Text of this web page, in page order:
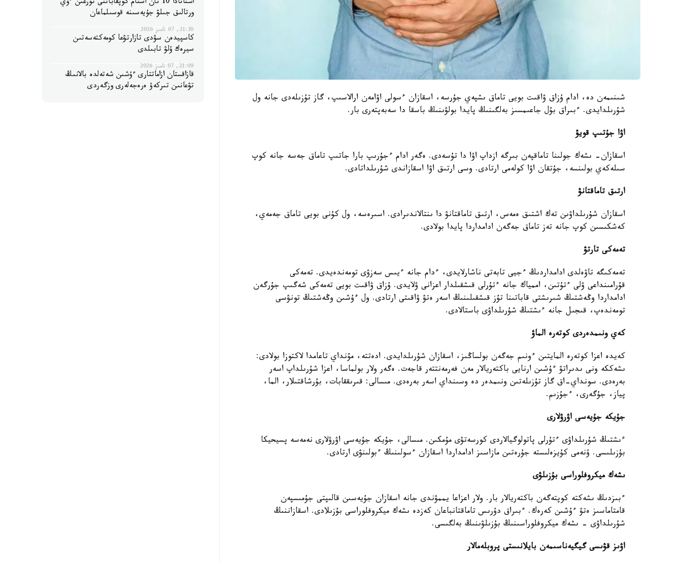
شىنىمەن دە، ادام ۇزاق ۋاقىت بويى تاماق ىشپەي جۇرسە، اسقازان ءسولى اۋامەن ارالاسىپ، گاز تۇزىلەدى جانە ول
شۇرىلدايدى. ءبىراق بۇل جاعىمسىز بەلگىنىڭ پايدا بولۋىنىڭ باسقا دا سەبەپتەرى بار.
اۋا جۇتىپ قويۋ
اسقازان- ىشەك جولىنا تاماقپەن بىرگە ازداپ اۋا دا تۇسەدى. ەگەر ادام ءجۇرىپ بارا جاتىپ تاماق جەسە جانە كوپ
سىلەكەي بولىنسە، جۇتقان اۋا كولەمى ارتادى. وسى ارتىق اۋا اسقازاندى شۇرىلداتادى.
ارتىق تاماقتانۋ
اسقازان شۇرىلداۋىن تەك اشتىق ەمەس، ارتىق تاماقتانۋ دا ىنتالاندىرادى. اسىرەسە، ول كۇنى بويى تاماق جەمەي،
كەشكىسىن كوپ جانە تەز تاماق جەگەن ادامداردا پايدا بولادى.
تەمەكى تارتۋ
تەمەكىگە تاۋەلدى ادامداردىڭ ءجيى تابەتى ناشارلايدى، ءدام جانە ءيىس سەزۋى تومەندەيدى. تەمەكى
قۇرامىنداعى ۋلى ءتۇتىن، اممياك جانە ءتۇرلى قىشقىلدار اعزانى ۋلايدى. ۇزاق ۋاقىت بويى تەمەكى شەگىپ جۇرگەن
ادامداردا وڭەشتىڭ شىرىشتى قاباتىنا تۇز قىشقىلىنىڭ اسەر ەتۋ ۋاقىتى ارتادى. ول ءۇشىن وڭەشتىڭ تونۋسى
تومەندەپ، قىجىل جانە ءىشتىڭ شۇرىلداۋى باستالادى.
كەي ونىمدەردى كوتەرە الماۋ
كەيدە اعزا كوتەرە المايتىن ءونىم جەگەن بولساڭىز، اسقازان شۇرىلدايدى. ادەتتە، مۇنداي تاعامدا لاكتوزا بولادى:
ىشەككە ونى ىدىراتۋ ءۇشىن ارنايى باكتەريالار مەن فەرمەنتتەر قاجەت. ەگەر ولار بولماسا، اعزا شۇرىلداپ اسەر
بەرەدى. سونداي-اق گاز تۇزىلەتىن ونىمدەر دە وسىنداي اسەر بەرەدى. مىسالى: قىرىققابات، بۇرشاقتىلار، الما،
پياز، جۇگەرى، ءجۇزىم.
جۇيكە جۇيەسى اۋرۋلارى
ءىشتىڭ شۇرىلداۋى ءتۇرلى پاتولوگيالاردى كورسەتۋى مۇمكىن. مىسالى، جۇيكە جۇيەسى اۋرۋلارى نەمەسە پسيحيكا
بۇزىلىسى. ۇنەمى كۇيزەلىستە جۇرەتىن مازاسىز ادامداردا اسقازان ءسولىنىڭ ءبولىنۋى ارتادى.
ىشەك ميكروفلوراسى بۇزىلۋى
ءبىزدىڭ ىشەكتە كوپتەگەن باكتەريالار بار. ولار اعزاعا يممۋندى جانە اسقازان جۇيەسىن قالىپتى جۇمىسپەن
قامتاماسىز ەتۋ ءۇشىن كەرەك. ءبىراق دۇرىس تاماقتانباعان كەزدە ىشەك ميكروفلوراسى بۇزىلادى. اسقازاننىڭ
شۇرىلداۋى - ىشەك ميكروفلوراسىنىڭ بۇزىلۋىنىڭ بەلگىسى.
اۋىز قۋىسى گيگيەناسىمەن بايلانىستى پروبلەمالار
استانادا 10 نان استام كوپقاباتتى تۇرعىن ءۇي
ورتالىق جىلۋ جۇيەسىنە قوسىلماعان
21:30, 07 تامىز 2026
كاسپيدەن سۋدى تازارتۋعا كومەكتەسەتىن
سيرەك ۇلۋ تابىلدى
21:09, 07 تامىز 2026
قازاقستان ازاماتتارى ءۇشىن شەتەلدە بالانىڭ
تۋعانىن تىركەۋ ەرەجەلەرى وزگەردى